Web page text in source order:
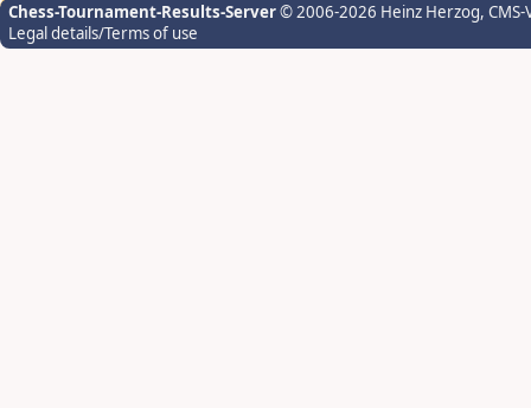
Chess-Tournament-Results-Server© 2006-2026 Heinz Herzog,
Legal details/Terms of use